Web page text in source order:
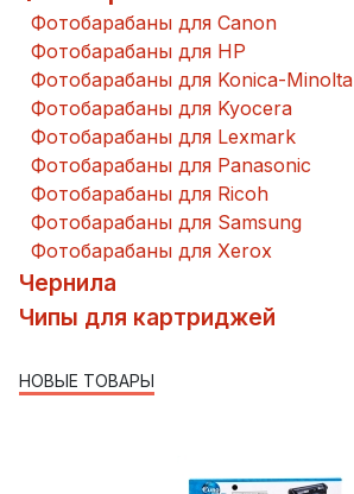
Фотобарабаны для Canon
Фотобарабаны для HP
Фотобарабаны для Konica-Minolta
Фотобарабаны для Kyocera
Фотобарабаны для Lexmark
Фотобарабаны для Panasonic
Фотобарабаны для Ricoh
Фотобарабаны для Samsung
Фотобарабаны для Xerox
Чернила
Чипы для картриджей
НОВЫЕ ТОВАРЫ